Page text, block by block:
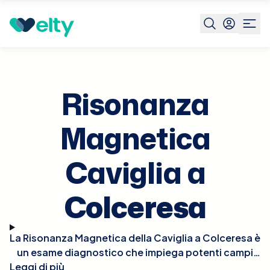
Prenota visita Risonanza Magnetica Caviglia Colceresa
Risonanza
Magnetica
Caviglia a
Colceresa
La Risonanza Magnetica della Caviglia a Colceresa è
un esame diagnostico che impiega potenti campi
magnetici per generare immagini dettagliate delle
Leggi di più